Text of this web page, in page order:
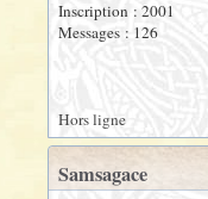
Inscription : 2001
Messages : 126
Hors ligne
Samsagace